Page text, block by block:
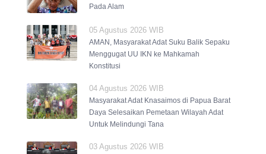
Pada Alam
05 Agustus 2026 WIB
AMAN, Masyarakat Adat Suku Balik Sepaku
Menggugat UU IKN ke Mahkamah
Konstitusi
04 Agustus 2026 WIB
Masyarakat Adat Knasaimos di Papua Barat
Daya Selesaikan Pemetaan Wilayah Adat
Untuk Melindungi Tana
03 Agustus 2026 WIB